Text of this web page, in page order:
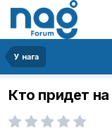
У нага
Кто придет